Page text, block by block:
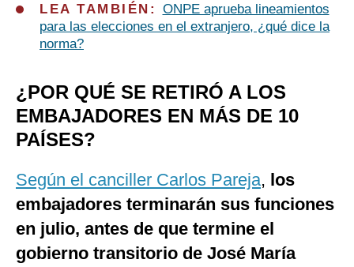
LEA TAMBIÉN: ONPE aprueba lineamientos
para las elecciones en el extranjero, ¿qué dice la
norma?
¿POR QUÉ SE RETIRÓ A LOS
EMBAJADORES EN MÁS DE 10
PAÍSES?
Según el canciller Carlos Pareja, los
embajadores terminarán sus funciones
en julio, antes de que termine el
gobierno transitorio de José María